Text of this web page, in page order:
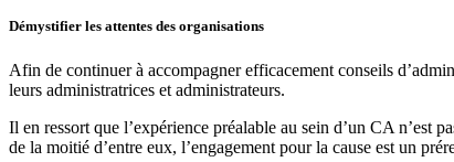
Démystifier les attentes des organisations
Afin de continuer à accompagner efficacement conseils
leurs administratrices et administrateurs.
Il en ressort que l’expérience préalable au sein d’un CA n’est
de la moitié d’entre eux, l’engagement pour la cause est un